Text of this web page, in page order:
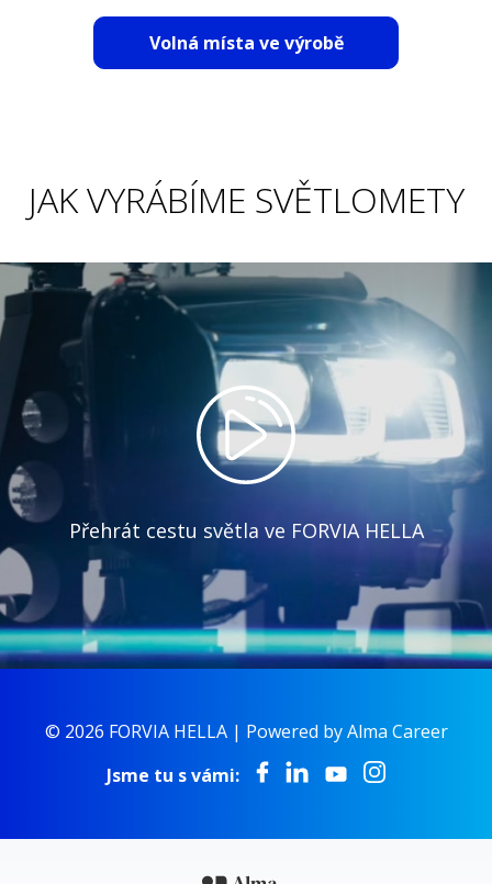
Volná místa ve výrobě
JAK VYRÁBÍME SVĚTLOMETY
Přehrát cestu světla ve FORVIA HELLA
© 2026 FORVIA HELLA | Powered by Alma Career
Jsme tu s vámi: